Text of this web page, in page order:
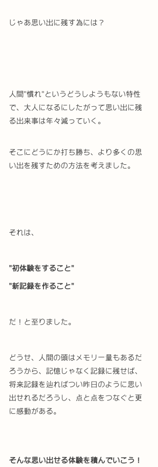
じゃあ思い出に残す為には？
人間"慣れ"というどうしようもない特性
で、大人になるにしたがって思い出に残
る出来事は年々減っていく。
そこにどうにか打ち勝ち、より多くの思
い出を残すための方法を考えました。
それは、
"初体験をすること"
"新記録を作ること"
だ！と至りました。
どうせ、人間の頭はメモリー量もあるだ
ろうから、記憶じゃなく記録に残せば、
将来記録を辿ればつい昨日のように思い
出せれるだろうし、点と点をつなぐと更
に感動がある。
そんな思い出せる体験を積んでいこう！